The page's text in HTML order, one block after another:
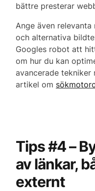
bättre presterar
Ange även
och alternativa
Googles robot att
om hur du kan
avancerade tekniker
artikel om
‍Tips #4 –
av länkar,
externt